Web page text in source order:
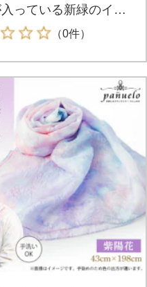
っている新緑のイメ
トールです。
（0件）